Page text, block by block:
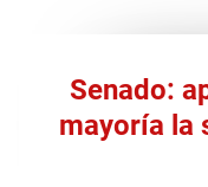
Senado:
mayoría la